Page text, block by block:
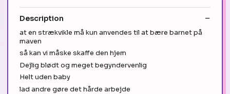
Description
at en strækvikle må kun anvendes til at bære barnet på
maven
så kan vi måske skaffe den hjem
Dejlig blødt og meget begyndervenlig
Helt uden baby
lad andre gøre det hårde arbejde